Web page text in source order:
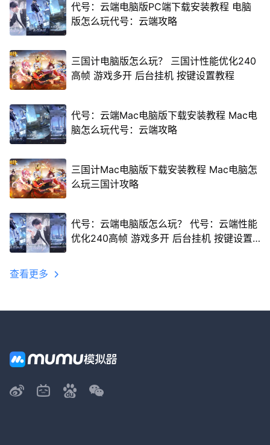
代号：云端电脑版PC端下载安装教程 电脑
版怎么玩代号：云端攻略
三国计电脑版怎么玩？ 三国计性能优化240
高帧 游戏多开 后台挂机 按键设置教程
代号：云端Mac电脑版下载安装教程 Mac电
脑怎么玩代号：云端攻略
三国计Mac电脑版下载安装教程 Mac电脑怎
么玩三国计攻略
代号：云端电脑版怎么玩？ 代号：云端性能
优化240高帧 游戏多开 后台挂机 按键设置
查看更多